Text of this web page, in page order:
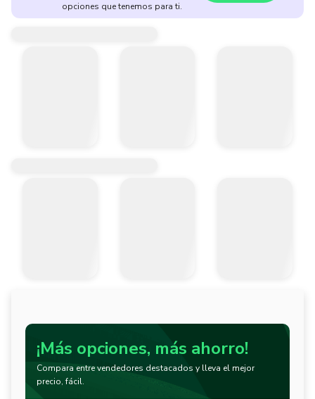
opciones que tenemos para ti.
¡Más opciones, más ahorro!
Compara entre vendedores destacados y lleva el mejor
precio, fácil.